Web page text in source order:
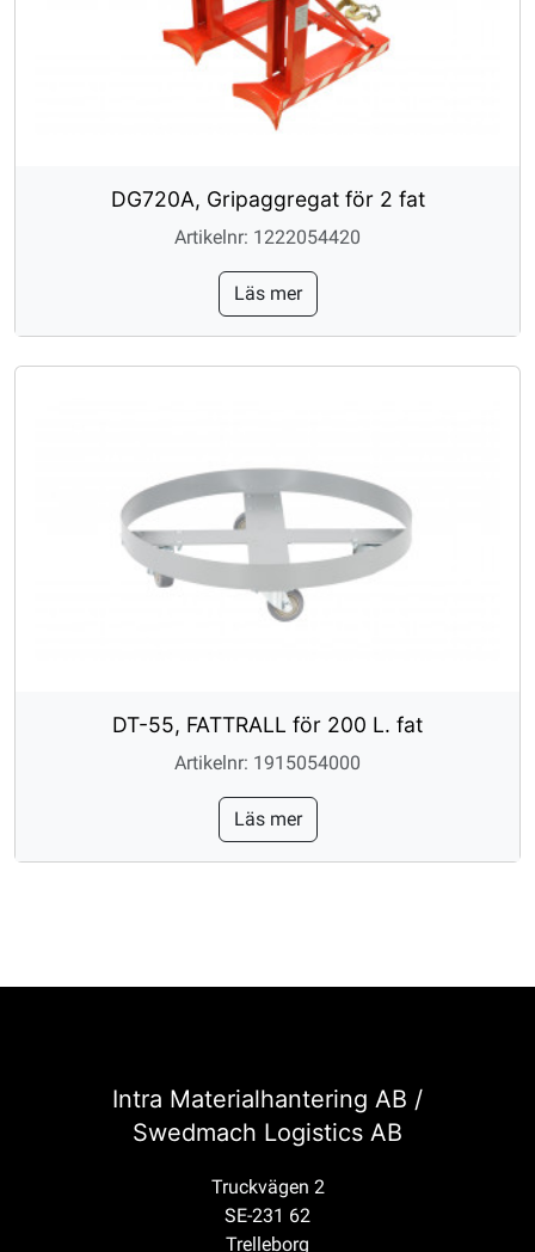
DG720A, Gripaggregat för 2 fat
Artikelnr: 1222054420
Läs mer
DT-55, FATTRALL för 200 L. fat
Artikelnr: 1915054000
Läs mer
Intra Materialhantering AB /
Swedmach Logistics AB
Truckvägen 2
SE-231 62
Trelleborg